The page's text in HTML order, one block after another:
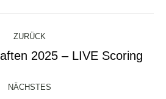
ZURÜCK
Vorheriger
2025 – LIVE Scoring
NÄCHSTES